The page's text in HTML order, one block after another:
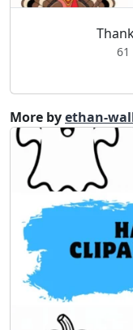
61
More byethan-